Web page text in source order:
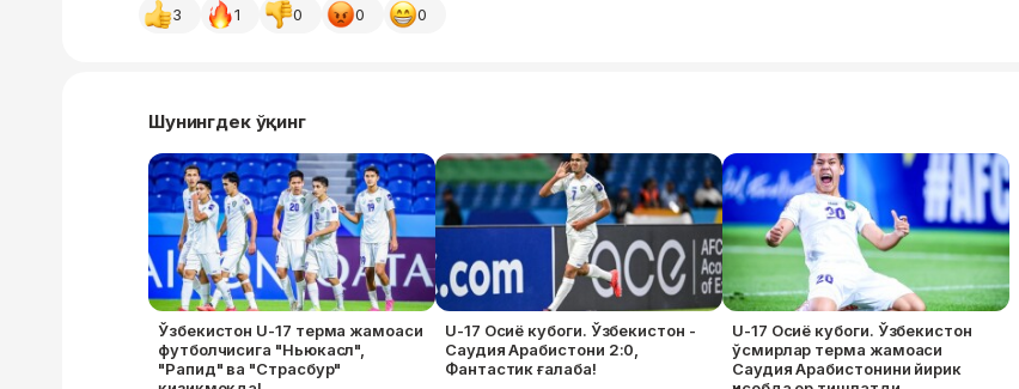
3 1 0 0 0
Шунингдек ўқинг
Ўзбекистон U-17 терма жамоаси
футболчисига "Ньюкасл",
"Рапид" ва "Страсбур"
U-17 Осиё кубоги. Ўзбекистон -
Саудия Арабистони 2:0,
Фантастик ғалаба!
U-17 Осиё кубоги. Ўзбекистон
ўсмирлар терма жамоаси
Саудия Арабистонини йирик